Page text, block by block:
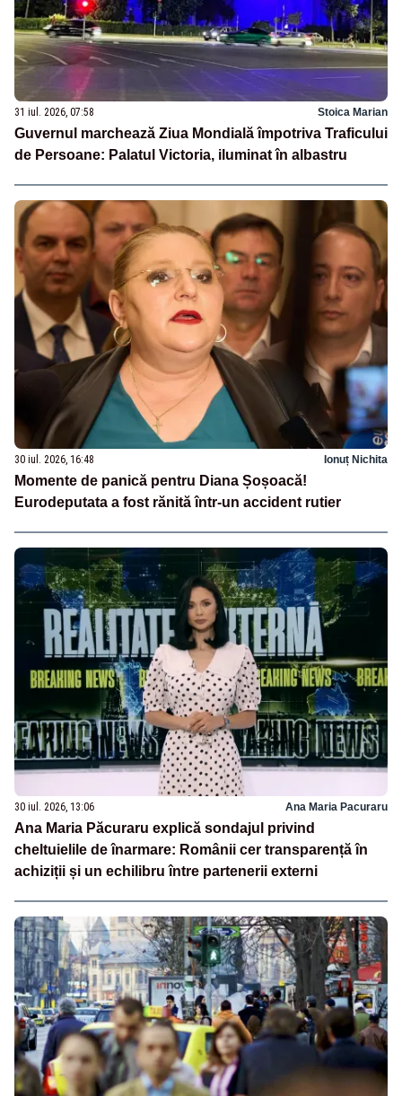
31 iul. 2026, 07:58 Stoica Marian
Guvernul marchează Ziua Mondială împotriva Traficului
de Persoane: Palatul Victoria, iluminat în albastru
30 iul. 2026, 16:48 Ionuț Nichita
Momente de panică pentru Diana Șoșoacă!
Eurodeputata a fost rănită într-un accident rutier
30 iul. 2026, 13:06 Ana Maria Pacuraru
Ana Maria Păcuraru explică sondajul privind
cheltuielile de înarmare: Românii cer transparență în
achiziții și un echilibru între partenerii externi